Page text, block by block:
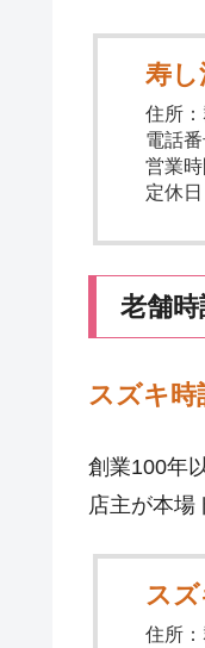
寿し
住所
電話
営業
定休
老舗時
スズキ時
創業100年
店主が本場
ス
住所